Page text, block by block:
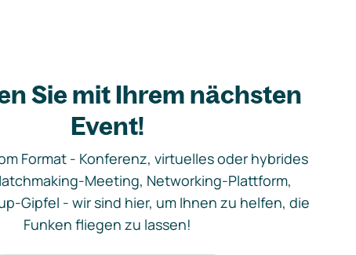
Sie mit Ihrem nächsten
Event!
Format - Konferenz, virtuelles oder hybrides
Meeting, Networking-Plattform,
Gipfel - wir sind hier, um Ihnen zu helfen, die
Funken fliegen zu lassen!